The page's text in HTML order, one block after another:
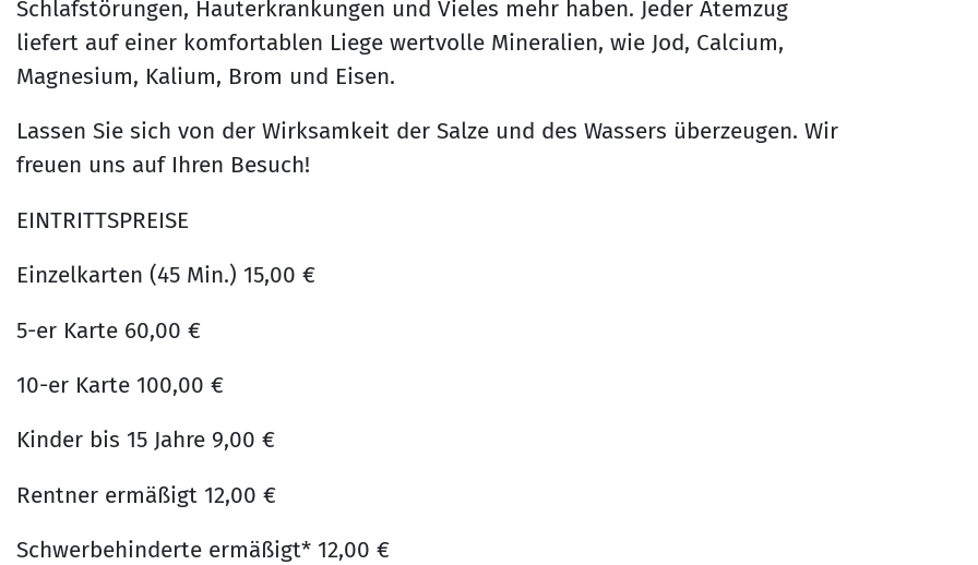
Schlafstörungen, Hauterkrankungen und Vieles mehr haben. Jeder Atemzug
liefert auf einer komfortablen Liege wertvolle Mineralien, wie Jod, Calcium,
Magnesium, Kalium, Brom und Eisen.
Lassen Sie sich von der Wirksamkeit der Salze und des Wassers überzeugen. Wir
freuen uns auf Ihren Besuch!
EINTRITTSPREISE
Einzelkarten (45 Min.) 15,00 €
5-er Karte 60,00 €
10-er Karte 100,00 €
Kinder bis 15 Jahre 9,00 €
Rentner ermäßigt 12,00 €
Schwerbehinderte ermäßigt* 12,00 €